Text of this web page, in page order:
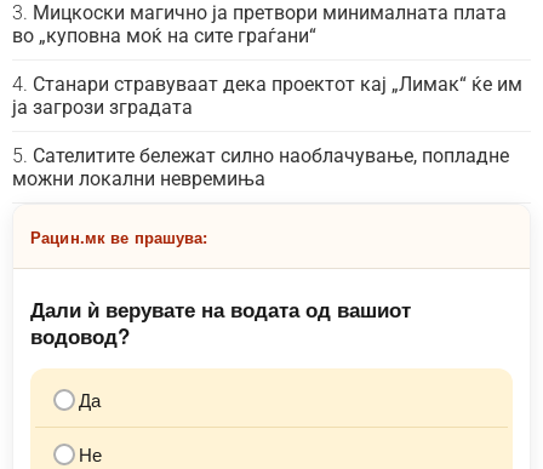
Мицкоски магично ја претвори минималната плата
во „куповна моќ на сите граѓани“
Станари стравуваат дека проектот кај „Лимак“ ќе им
ја загрози зградата
Сателитите бележат силно наоблачување, попладне
можни локални невремиња
Рацин.мк ве прашува:
Дали ѝ верувате на водата од вашиот
водовод?
Да
Не